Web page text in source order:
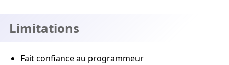
Limitations
Fait confiance au programmeur